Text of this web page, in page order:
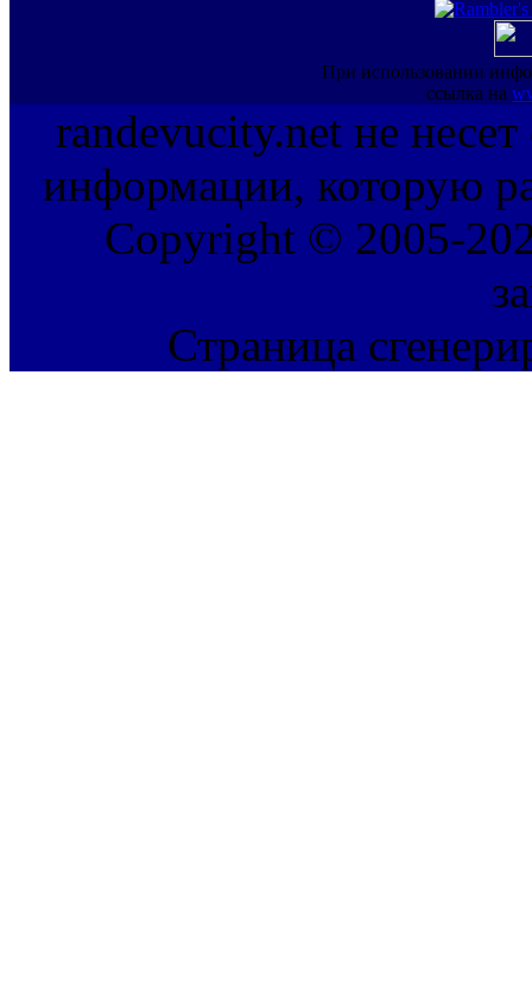
При использовании
ссылка на
randevucity.net не несет
информации, которую
Copyright © 2005-
Страница